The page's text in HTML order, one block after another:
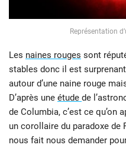
Représentation
Les naines rouges sont
stables donc il est
autour d’une naine rouge
D’après une étude de
de Columbia, c’est ce qu’on
un corollaire du paradoxe de
nous fait nous demander